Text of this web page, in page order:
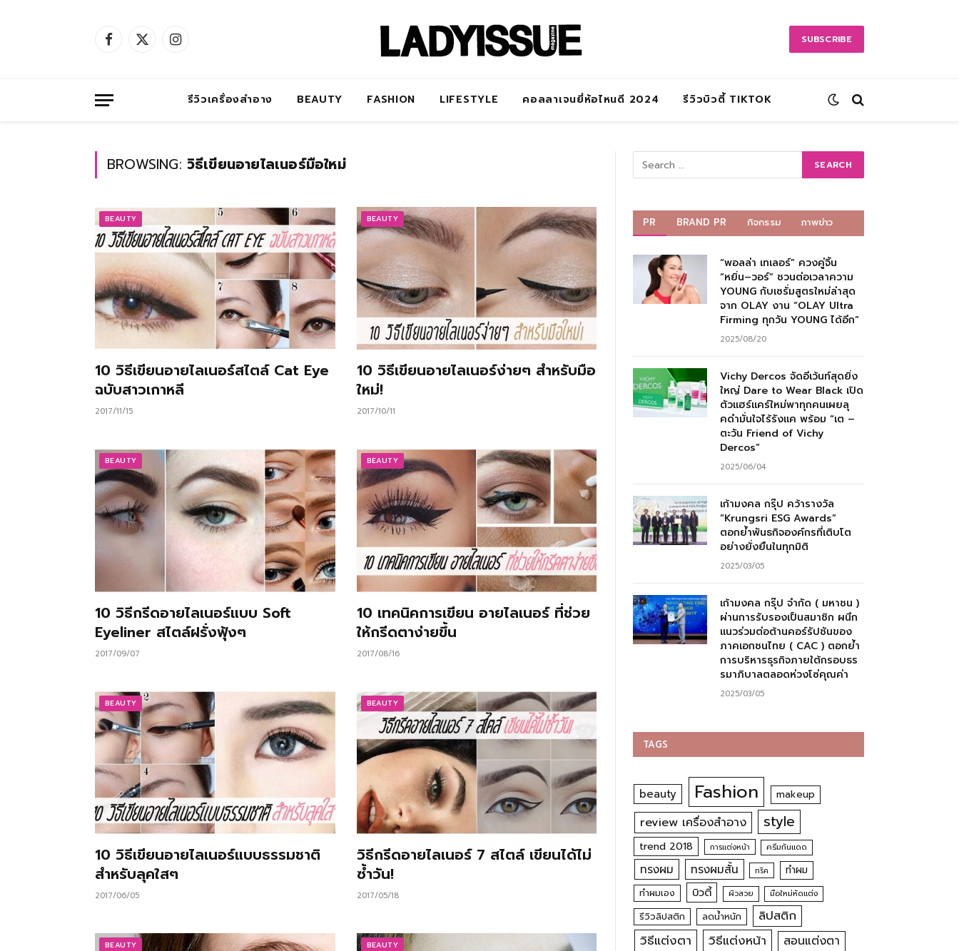
Facebook
X
Instagram SUBSCRIBE
รีวิวเครื่องสำอาง BEAUTY FASHION LIFESTYLE คอลลาเจนยี่ห้อไหนดี 2024 รีวิวบิวตี้ TIKTOK
BROWSING: วิธีเขียนอายไลเนอร์มือใหม่
BEAUTY
10 วิธีเขียนอายไลเนอร์สไตล์ Cat Eye
ฉบับสาวเกาหลี
2017/11/15
BEAUTY
10 วิธีเขียนอายไลเนอร์ง่ายๆ สำหรับมือ
ใหม่!
2017/10/11
BEAUTY
10 วิธีกรีดอายไลเนอร์แบบ Soft
Eyeliner สไตล์ฝรั่งฟุ้งๆ
2017/09/07
BEAUTY
10 เทคนิคการเขียน อายไลเนอร์ ที่ช่วย
ให้กรีดตาง่ายขึ้น
2017/08/16
BEAUTY
10 วิธีเขียนอายไลเนอร์แบบธรรมชาติ
สำหรับลุคใสๆ
2017/06/05
BEAUTY
วิธีกรีดอายไลเนอร์ 7 สไตล์ เขียนได้ไม่
ซ้ำวัน!
2017/05/18
BEAUTY BEAUTY
PR BRAND PR กิจกรรม ภาพข่าว
“พอลล่า เทเลอร์” ควงคู่จิ้น
“หยิ่น–วอร์” ชวนต่อเวลาความ
YOUNG กับเซรั่มสูตรใหม่ล่าสุด
จาก OLAY งาน “OLAY Ultra
Firming ทุกวัน YOUNG ได้อีก”
2025/08/20
Vichy Dercos จัดอีเว้นท์สุดยิ่ง
ใหญ่ Dare to Wear Black เปิด
ตัวแฮร์แคร์ใหม่พาทุกคนเผยลุ
คดำมั่นใจไร้รังแค พร้อม “เต –
ตะวัน Friend of Vichy
Dercos”
2025/06/04
เก้ามงคล กรุ๊ป คว้ารางวัล
“Krungsri ESG Awards”
ตอกย้ำพันธกิจองค์กรที่เติบโต
อย่างยั่งยืนในทุกมิติ
2025/03/05
เก้ามงคล กรุ๊ป จำกัด ( มหาชน )
ผ่านการรับรองเป็นสมาชิก ผนึก
แนวร่วมต่อต้านคอร์รัปชันของ
ภาคเอกชนไทย ( CAC ) ตอกย้ำ
การบริหารธุรกิจภายใต้กรอบธร
รมาภิบาลตลอดห่วงโซ่คุณค่า
2025/03/05
TAGS
beauty Fashion makeup
review เครื่องสำอาง style
trend 2018 การแต่งหน้า ครีมกันแดด
ทรงผม ทรงผมสั้น ทริค ทำผม
ทำผมเอง บิวตี้ ผิวสวย มือใหม่หัดแต่ง
รีวิวลิปสติก ลดน้ำหนัก ลิปสติก
วิธีแต่งตา วิธีแต่งหน้า สอนแต่งตา